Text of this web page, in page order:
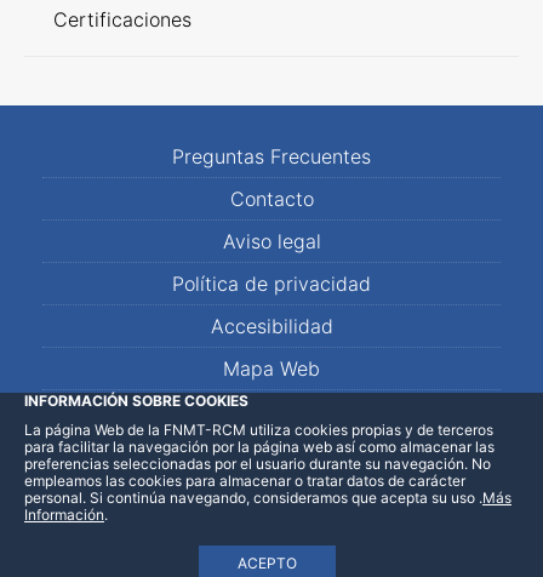
Certificaciones
Preguntas Frecuentes
Contacto
Aviso legal
Política de privacidad
Accesibilidad
Mapa Web
LinkedInFacebookWhatsApp
INFORMACIÓN SOBRE COOKIES
La página Web de la FNMT-RCM utiliza cookies propias y de terceros
para facilitar la navegación por la página web así como almacenar las
preferencias seleccionadas por el usuario durante su navegación. No
empleamos las cookies para almacenar o tratar datos de carácter
personal. Si continúa navegando, consideramos que acepta su uso
ACEPTO
.Más
Información.